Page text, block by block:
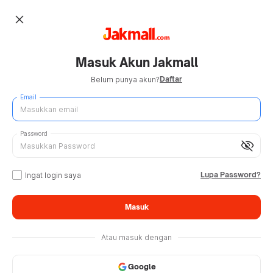
close
Masuk Akun Jakmall
Belum punya akun?Daftar
Email
visibility_off
Password
Ingat login saya Lupa Password?
Masuk
Atau masuk dengan
Google